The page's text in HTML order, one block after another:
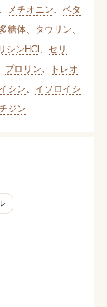
メチオニン
ベタ
糖体、 タウリン
リシンHCl
セリ
プロリン
トレオ
シン
イソロイシ
ジン